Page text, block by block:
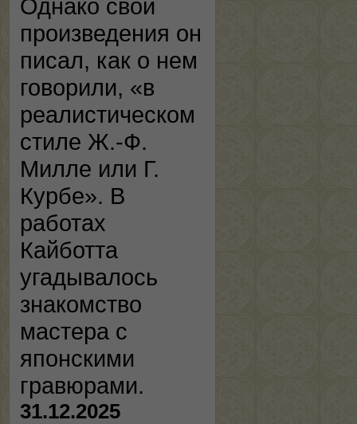
Однако свои
произведения он
писал, как о нем
говорили, «в
реалистическом
стиле Ж.-Ф.
Милле или Г.
Курбе». В
работах
Кайботта
угадывалось
знакомство
мастера с
японскими
гравюрами.
31.12.2025